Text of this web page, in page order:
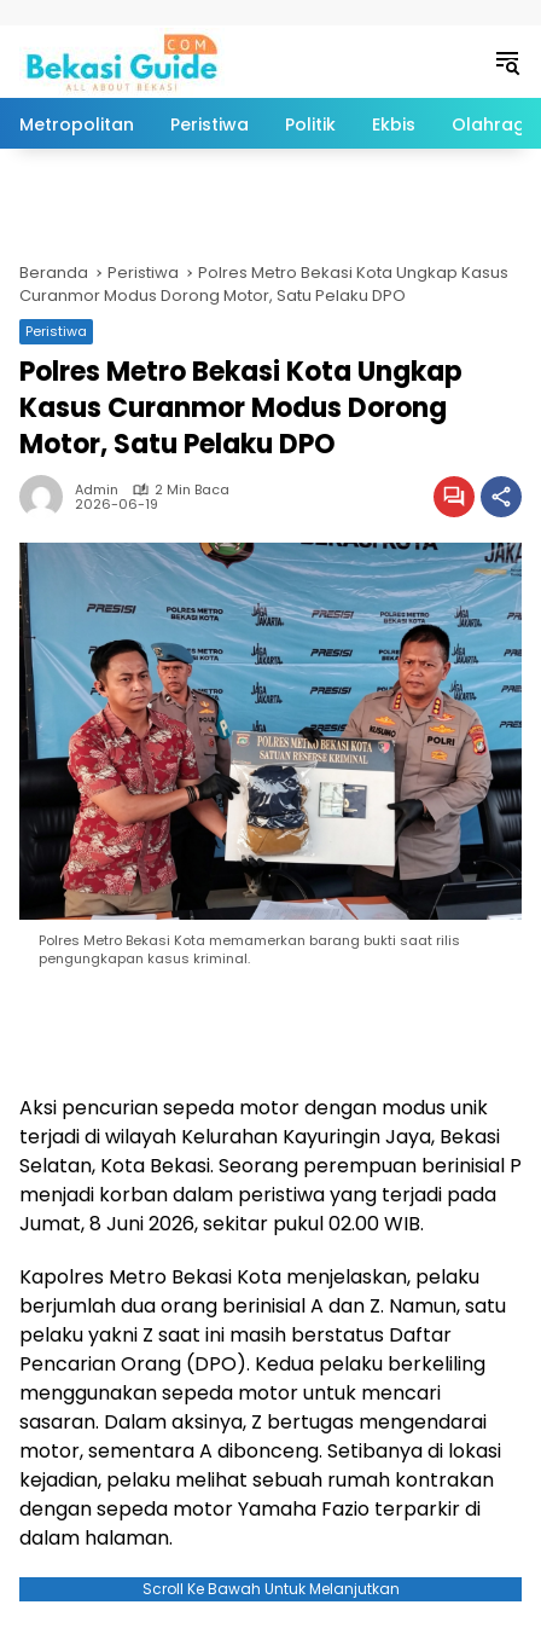
Metropolitan Peristiwa Politik Ekbis Olahraga
Beranda Peristiwa
Polres Metro Bekasi Kota Ungkap Kasus
Curanmor Modus Dorong Motor, Satu Pelaku DPO
Peristiwa
Polres Metro Bekasi Kota Ungkap
Kasus Curanmor Modus Dorong
Motor, Satu Pelaku DPO
Admin 2 Min Baca
2026-06-19
Polres Metro Bekasi Kota memamerkan barang bukti saat rilis
pengungkapan kasus kriminal.
Aksi pencurian sepeda motor dengan modus unik
terjadi di wilayah Kelurahan Kayuringin Jaya, Bekasi
Selatan, Kota Bekasi. Seorang perempuan berinisial P
menjadi korban dalam peristiwa yang terjadi pada
Jumat, 8 Juni 2026, sekitar pukul 02.00 WIB.
Kapolres Metro Bekasi Kota menjelaskan, pelaku
berjumlah dua orang berinisial A dan Z. Namun, satu
pelaku yakni Z saat ini masih berstatus Daftar
Pencarian Orang (DPO). Kedua pelaku berkeliling
menggunakan sepeda motor untuk mencari
sasaran. Dalam aksinya, Z bertugas mengendarai
motor, sementara A dibonceng. Setibanya di lokasi
kejadian, pelaku melihat sebuah rumah kontrakan
dengan sepeda motor Yamaha Fazio terparkir di
dalam halaman.
Scroll Ke Bawah Untuk Melanjutkan